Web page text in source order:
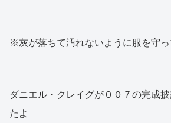
※灰が落ちて汚れないように服を守っ
ダニエル・クレイグが００７の完成
たよ